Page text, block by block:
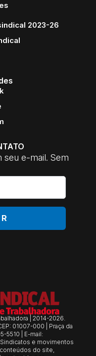
2023-26
seu e-mail. Sem
| 2014-2026.
01007-000 | Praça da
5510 | E-mail:
Sindicatos e movimentos
do site,